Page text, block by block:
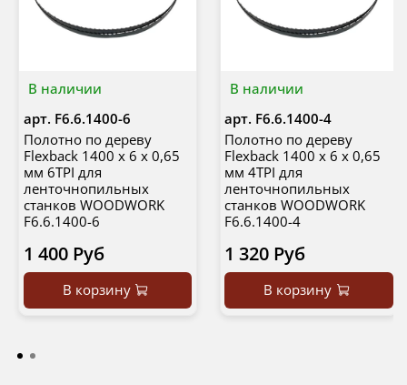
В наличии
арт. F6.6.1400-6
Полотно по дереву
Flexback 1400 х 6 х 0,65
мм 6TPI для
ленточнопильных
станков WOODWORK
F6.6.1400-6
1 400 Руб
В корзину
В наличии
арт. F6.6.1400-4
Полотно по дереву
Flexback 1400 х 6 х 0,65
мм 4TPI для
ленточнопильных
станков WOODWORK
F6.6.1400-4
1 320 Руб
В корзину